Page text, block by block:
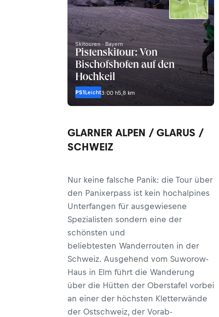
Skitouren · Bayern
Pistenskitour: Von
Bischofshofen auf den
Hochkeil
PS1Leicht3:00 h5,8 km
GLARNER ALPEN / GLARUS /
SCHWEIZ
Nur keine falsche Panik: die Tour über
den Panixerpass ist kein hochalpines
Unterfangen für ausgewiesene
Spezialisten sondern eine der
schönsten und
beliebtesten Wanderrouten in der
Schweiz. Ausgehend vom Suworow-
Haus in Elm führt die Wanderung
über die Hütten der Oberstafel vorbei
an einer der höchsten Kletterwände
der Ostschweiz, der Vorab-